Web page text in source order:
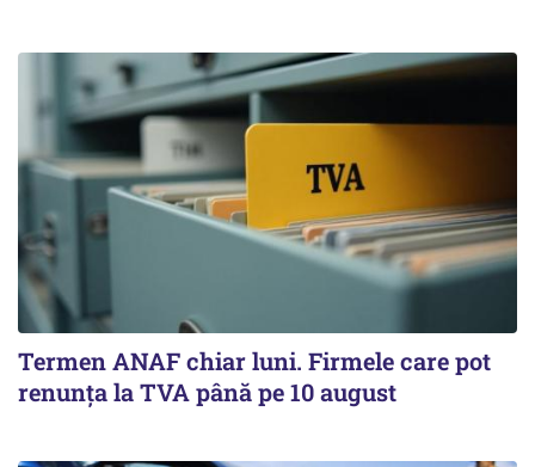
Termen ANAF chiar luni. Firmele care pot
renunța la TVA până pe 10 august